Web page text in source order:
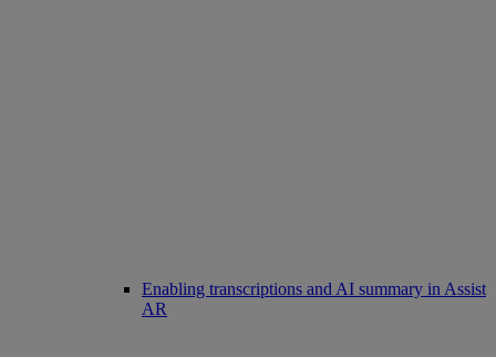
Enabling transcriptions and AI summary in Assist
AR